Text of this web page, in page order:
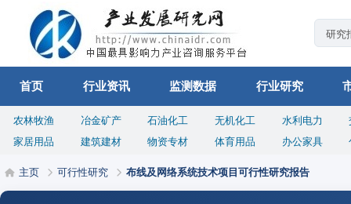
首页 行业资讯 监测数据 行业研究
农林牧渔 冶金矿产 石油化工 无机化工 水利电力
家居用品
建筑建材 物资专材 体育用品 办公家具
主页 可行性研究 布线及网络系统技术项目可行性研究报告